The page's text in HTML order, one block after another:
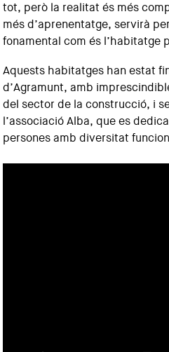
tot, però la realitat és més
més d’aprenentatge, servirà
fonamental com és l’habitatge
Aquests habitatges han estat
d’Agramunt, amb
del sector de la construcció, i
l’associació Alba, que es
persones amb diversitat